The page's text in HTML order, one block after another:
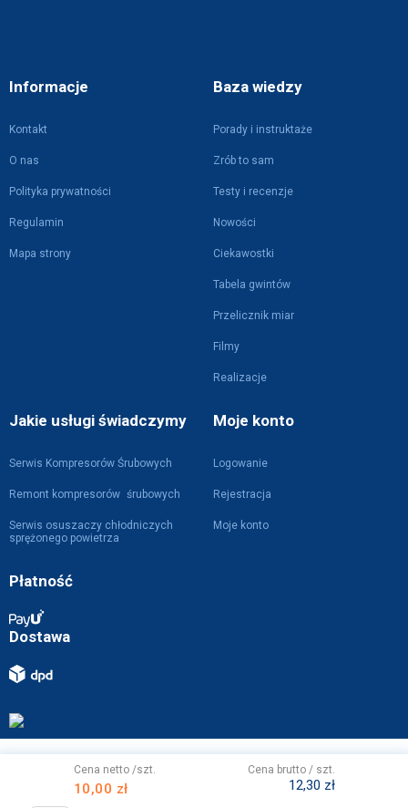
Cena netto /szt.
10,00 zł
Cena brutto / szt.
12,30 zł
Informacje
Kontakt
O nas
Polityka prywatności
Regulamin
Mapa strony
Baza wiedzy
Porady i instruktaże
Zrób to sam
Testy i recenzje
Nowości
Ciekawostki
Tabela gwintów
Przelicznik miar
Filmy
Realizacje
Jakie usługi świadczymy
Serwis Kompresorów Śrubowych
Remont kompresorów śrubowych
Serwis osuszaczy chłodniczych
sprężonego powietrza
Moje konto
Logowanie
Rejestracja
Moje konto
Płatność
Dostawa
Projekt i wykonanie z przez WebVIST